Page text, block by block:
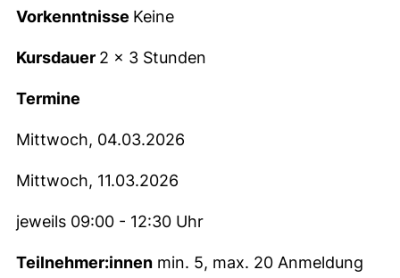
Vorkenntnisse Keine
Kursdauer 2 x 3 Stunden
Termine
Mittwoch, 04.03.2026
Mittwoch, 11.03.2026
jeweils 09:00 - 12:30 Uhr
Teilnehmer:innen min. 5, max. 20 Anmeldung